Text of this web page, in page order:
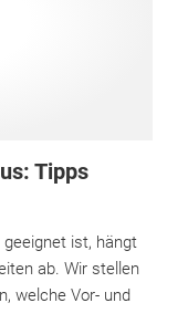
Tipps
ist, hängt
ab. Wir stellen
welche Vor- und